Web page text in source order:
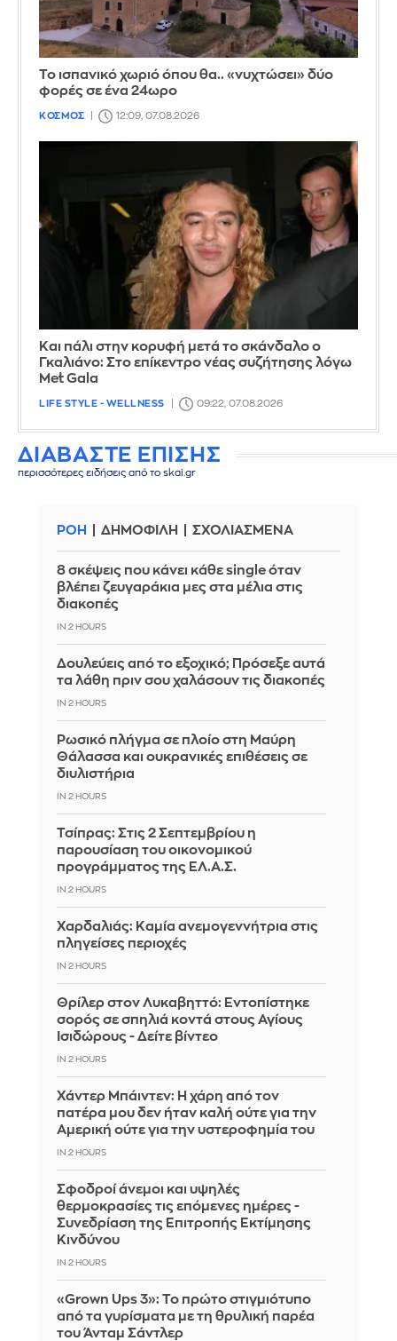
Το ισπανικό χωριό όπου θα.. «νυχτώσει» δύο
φορές σε ένα 24ωρο
ΚΟΣΜΟΣ 12:09, 07.08.2026
Και πάλι στην κορυφή μετά το σκάνδαλο ο
Γκαλιάνο: Στο επίκεντρο νέας συζήτησης λόγω
Met Gala
LIFE STYLE - WELLNESS 09:22, 07.08.2026
ΔΙΑΒΑΣΤΕ ΕΠΙΣΗΣ
περισσότερες ειδήσεις από το skai.gr
ΡΟΗ ΔΗΜΟΦΙΛΗ ΣΧΟΛΙΑΣΜΕΝΑ
8 σκέψεις που κάνει κάθε single όταν
βλέπει ζευγαράκια μες στα μέλια στις
διακοπές
IN 2 HOURS
Δουλεύεις από το εξοχικό; Πρόσεξε αυτά
τα λάθη πριν σου χαλάσουν τις διακοπές
IN 2 HOURS
Ρωσικό πλήγμα σε πλοίο στη Μαύρη
Θάλασσα και ουκρανικές επιθέσεις σε
διυλιστήρια
IN 2 HOURS
Τσίπρας: Στις 2 Σεπτεμβρίου η
παρουσίαση του οικονομικού
προγράμματος της ΕΛ.Α.Σ.
IN 2 HOURS
Χαρδαλιάς: Καμία ανεμογεννήτρια στις
πληγείσες περιοχές
IN 2 HOURS
Θρίλερ στον Λυκαβηττό: Εντοπίστηκε
σορός σε σπηλιά κοντά στους Αγίους
Ισιδώρους - Δείτε βίντεο
IN 2 HOURS
Χάντερ Μπάιντεν: Η χάρη από τον
πατέρα μου δεν ήταν καλή ούτε για την
Αμερική ούτε για την υστεροφημία του
IN 2 HOURS
Σφοδροί άνεμοι και υψηλές
θερμοκρασίες τις επόμενες ημέρες -
Συνεδρίαση της Επιτροπής Εκτίμησης
Κινδύνου
IN 2 HOURS
«Grown Ups 3»: Το πρώτο στιγμιότυπο
από τα γυρίσματα με τη θρυλική παρέα
του Άνταμ Σάντλερ